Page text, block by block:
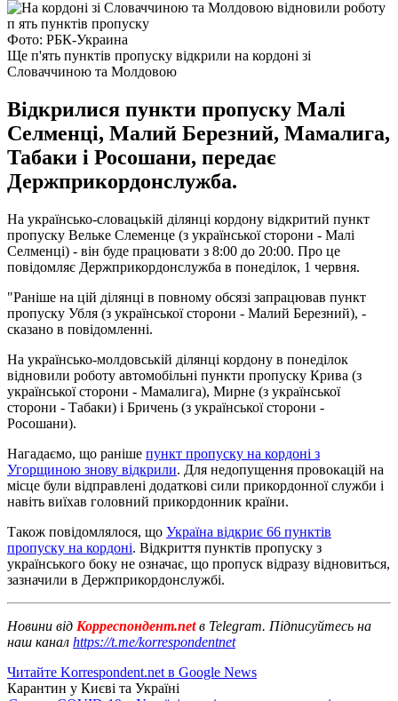
Фото: РБК-Украина
Ще п'ять пунктів пропуску відкрили на кордоні зі
Словаччиною та Молдовою
Відкрилися пункти пропуску Малі
Селменці, Малий Березний, Мамалига,
Табаки і Росошани, передає
Держприкордонслужба.
На українсько-словацькій ділянці кордону відкритий пункт
пропуску Вельке Слеменце (з української сторони - Малі
Селменці) - він буде працювати з 8:00 до 20:00. Про це
повідомляє Держприкордонслужба в понеділок, 1 червня.
"Раніше на цій ділянці в повному обсязі запрацював пункт
пропуску Убля (з української сторони - Малий Березний), -
сказано в повідомленні.
На українсько-молдовській ділянці кордону в понеділок
відновили роботу автомобільні пункти пропуску Крива (з
української сторони - Мамалига), Мирне (з української
сторони - Табаки) і Бричень (з української сторони -
Росошани).
Нагадаємо, що раніше пункт пропуску на кордоні з
Угорщиною знову відкрили. Для недопущення провокацій на
місце були відправлені додаткові сили прикордонної служби і
навіть виїхав головний прикордонник країни.
Також повідомлялося, що Україна відкриє 66 пунктів
пропуску на кордоні. Відкриття пунктів пропуску з
українського боку не означає, що пропуск відразу відновиться,
зазначили в Держприкордонслужбі.
Новини від Корреспондент.netв Telegram. Підписуйтесь на
наш канал https://t.me/korrespondentnet
Читайте Korrespondent.net в Google News
Карантин у Києві та Україні